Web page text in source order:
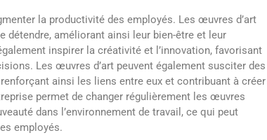
la productivité des employés. Les œuvres d’art
détendre, améliorant ainsi leur bien-être et leur
inspirer la créativité et l’innovation, favorisant
Les œuvres d’art peuvent également susciter des
ainsi les liens entre eux et contribuant à créer
permet de changer régulièrement les œuvres
dans l’environnement de travail, ce qui peut
employés.